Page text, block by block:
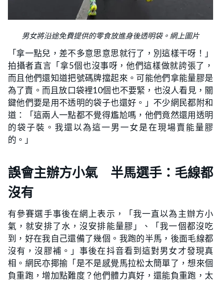
男女將沿途免費提供的零食放進身後透明袋。網上圖片
「拿一點兒，差不多意思意思就行了，別這樣干呀！」
拍攝者直言「拿5個也沒事呀，他們這樣做就誇張了，
而且他們還知道把號碼牌擋起來。可能他們拿能量膠是
為了賣。而且放口袋裡10個也不要緊，也沒人看見，關
鍵他們要是用不透明的袋子也還好。」不少網民都附和
道：「這兩人一點都不覺得尷尬嗎，他們竟然還用透明
的袋子裝。我還以為這一男一女是在現場賣能量膠
的。」
誤會主辦方小氣 半馬選手：毛線都
沒有
有參賽選手事後在網上表示，「我一直以為主辦方小
氣，就安排了水，沒安排能量膠」、「我一個都沒吃
到，好在我自己還備了幾個。我跑的半馬，後面毛線都
沒有，沒膠補。」事後在抖音看到這對男女才發現真
相。網民亦揶揄「是不是感覺馬拉松太簡單了，想來個
負重跑，增加點難度？他們體力真好，還能負重跑，太